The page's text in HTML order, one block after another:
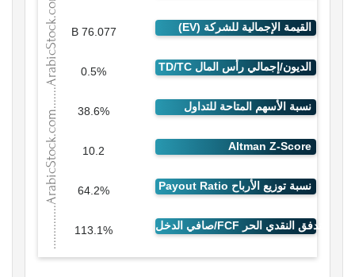
76.077 B
0.5%
38.6%
10.2
64.2%
113.1%